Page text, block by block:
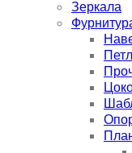
Зеркала